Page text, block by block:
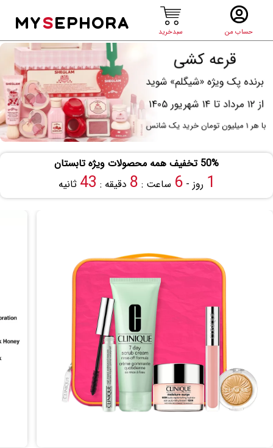
حساب من سبدخرید
MYSEPHORA
50% تخفیف همه محصولات ویژه تابستان
1 روز -6 ساعت : 8 دقیقه : 42 ثانیه